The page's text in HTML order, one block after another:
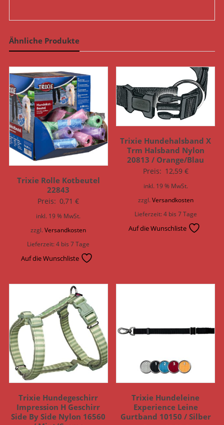
Ähnliche Produkte
Trixie Rolle Kotbeutel
22843
Preis: 0,71€
inkl. 19 % MwSt.
zzgl.Versandkosten
Lieferzeit:4 bis 7 Tage
Auf die Wunschliste
Trixie Hundehalsband X
Trm Halsband Nylon
20813 / Orange/Blau
Preis: 12,59 €
inkl. 19 % MwSt.
zzgl. Versandkosten
Lieferzeit:4 bis 7 Tage
Auf die Wunschliste
Trixie Hundegeschirr
Impression H Geschirr
Side By Side Nylon 16560
Trixie Hundeleine
Experience Leine
Gurtband 10150 / Silber